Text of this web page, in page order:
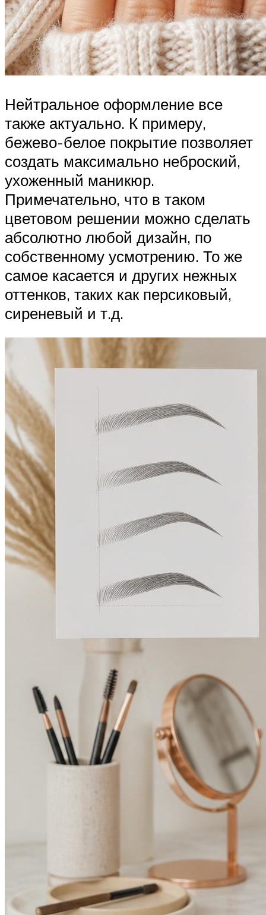
Нейтральное оформление все
также актуально. К примеру,
бежево-белое покрытие позволяет
создать максимально неброский,
ухоженный маникюр.
Примечательно, что в таком
цветовом решении можно сделать
абсолютно любой дизайн, по
собственному усмотрению. То же
самое касается и других нежных
оттенков, таких как персиковый,
сиреневый и т.д.